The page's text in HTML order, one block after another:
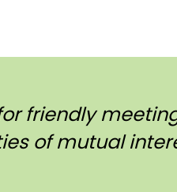
friendly
of mutual